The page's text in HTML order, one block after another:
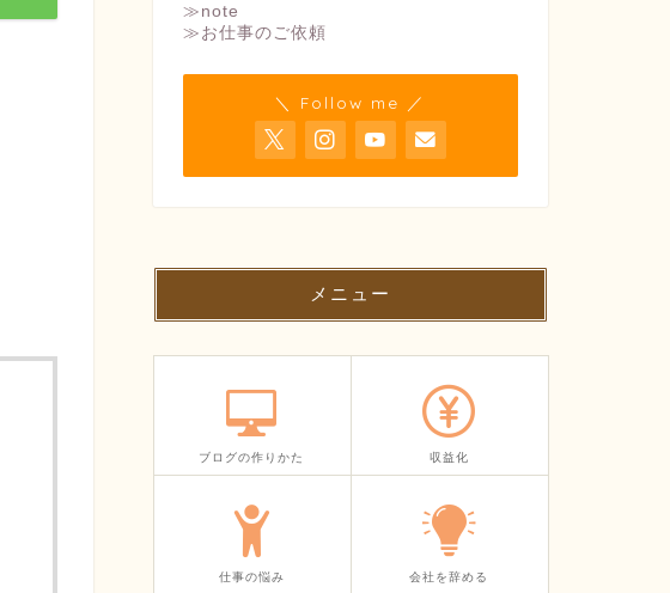
≫note
≫お仕事のご依頼
＼ Follow me ／
メニュー
ブログの作りかた 収益化
仕事の悩み 会社を辞める